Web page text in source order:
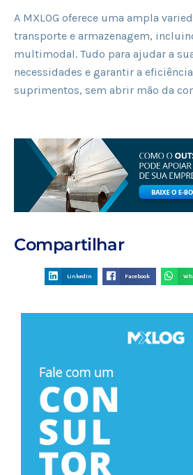
A MXLOG oferece uma ampla
transporte e armazenagem,
multimodal. Tudo para ajudar a
necessidades e garantir a
suprimentos, sem abrir mão da
Compartilhar
LinkedIn Facebook